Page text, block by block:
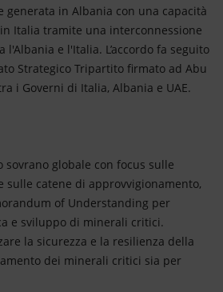
generata in Albania con una capacità
Italia tramite una interconnessione
l'Albania e l'Italia. L’accordo fa seguito
Strategico Tripartito firmato ad Abu
i Governi di Italia, Albania e UAE.
sovrano globale con focus sulle
catene di approvvigionamento,
of Understanding per
e sviluppo di minerali critici.
la sicurezza e la resilienza della
dei minerali critici sia per